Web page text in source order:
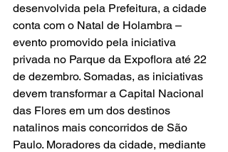
desenvolvida pela Prefeitura, a cidade
conta com o Natal de Holambra –
evento promovido pela iniciativa
privada no Parque da Expoflora até 22
de dezembro. Somadas, as iniciativas
devem transformar a Capital Nacional
das Flores em um dos destinos
natalinos mais concorridos de São
Paulo. Moradores da cidade, mediante